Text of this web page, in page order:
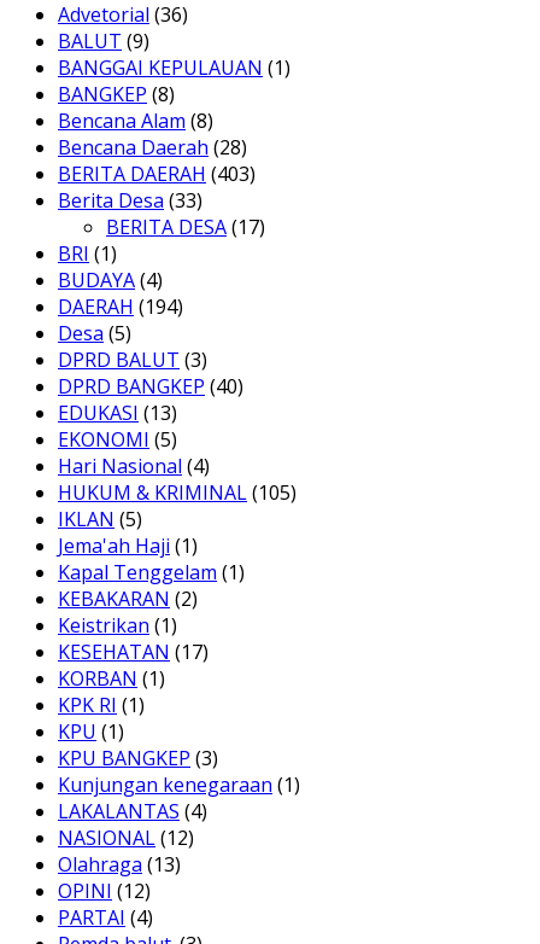
Advetorial (36)
BALUT (9)
BANGGAI KEPULAUAN (1)
BANGKEP (8)
Bencana Alam (8)
Bencana Daerah (28)
BERITA DAERAH (403)
Berita Desa (33)
BERITA DESA(17)
BRI (1)
BUDAYA(4)
DAERAH (194)
Desa (5)
DPRD BALUT (3)
DPRD BANGKEP (40)
EDUKASI (13)
EKONOMI (5)
Hari Nasional (4)
HUKUM & KRIMINAL(105)
IKLAN (5)
Jema'ah Haji (1)
Kapal Tenggelam (1)
KEBAKARAN (2)
Keistrikan (1)
KESEHATAN (17)
KORBAN (1)
KPK RI (1)
KPU (1)
KPU BANGKEP (3)
Kunjungan kenegaraan (1)
LAKALANTAS (4)
NASIONAL(12)
Olahraga (13)
OPINI (12)
PARTAI (4)